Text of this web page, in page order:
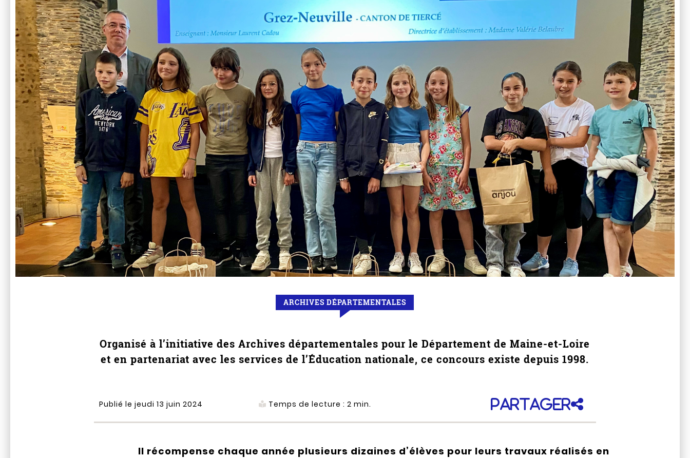
ARCHIVES DÉPARTEMENTALES
Organisé à l’initiative des Archives départementales pour le Département de Maine-et-Loire
et en partenariat avec les services de l’Éducation nationale, ce concours existe depuis 1998.
Publié le jeudi 13 juin 2024 Temps de lecture : 2 min. Partager
Il récompense chaque année plusieurs dizaines d’élèves pour leurs travaux réalisés en